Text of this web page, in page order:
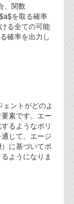
、関数
を取る確率
る全ての可能
確率を出力し
ントがどのよ
素です。エー
るようなポリ
じて、エージ
に基づいてポ
ようになりま